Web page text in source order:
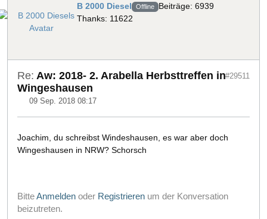
B 2000 Diesel Offline Beiträge: 6939
Thanks: 11622
Re: Aw: 2018- 2. Arabella Herbsttreffen in
Wingeshausen
09 Sep. 2018 08:17
#29511
Joachim, du schreibst Windeshausen, es war aber doch
Wingeshausen in NRW? Schorsch
BitteAnmelden oder Registrieren um der Konversation
beizutreten.